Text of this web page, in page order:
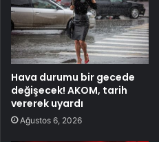
Hava durumu bir gecede
değişecek! AKOM, tarih
vererek uyardı
Ağustos 6, 2026